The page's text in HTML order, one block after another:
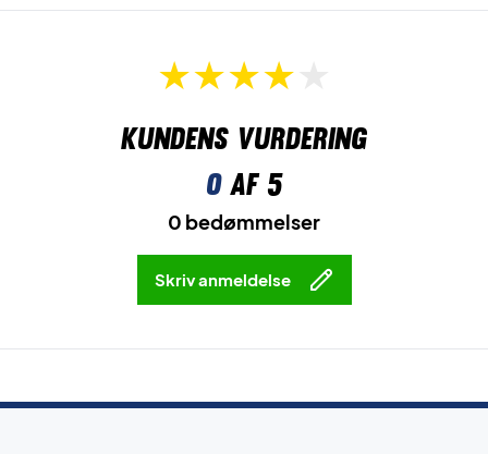
Kundens vurdering
0af 5
0 bedømmelser
Skriv anmeldelse